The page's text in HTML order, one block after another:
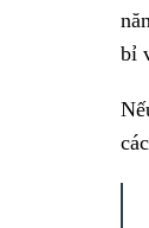
bỉ